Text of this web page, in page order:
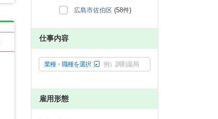
広島市佐伯区 (58件)
仕事内容
業種・職種を選択 例）調剤薬局
雇用形態